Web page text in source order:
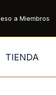
a Miembros
TIENDA